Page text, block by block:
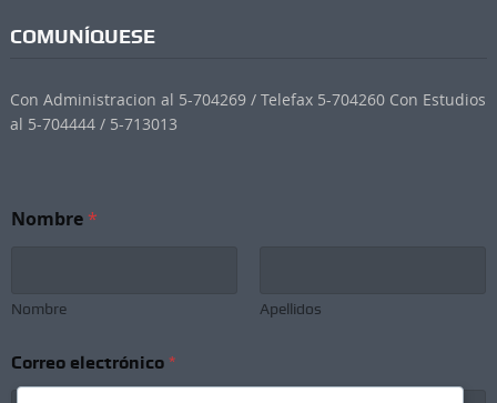
COMUNÍQUESE
Con Administracion al 5-704269 / Telefax 5-704260 Con Estudios
al 5-704444 / 5-713013
e
t
n
Nombre*
Nombre Apellidos
Correo electrónico *